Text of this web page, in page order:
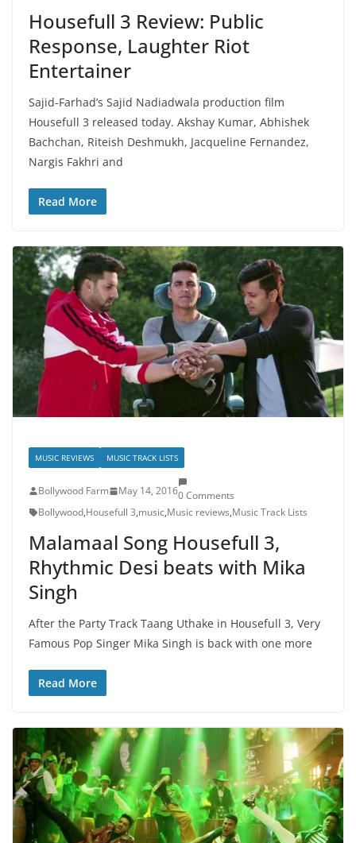
Housefull 3 Review: Public
Response, Laughter Riot
Entertainer
Sajid-Farhad’s Sajid Nadiadwala production film
Housefull 3 released today. Akshay Kumar, Abhishek
Bachchan, Riteish Deshmukh, Jacqueline Fernandez,
Nargis Fakhri and
Read More
MUSIC REVIEWS MUSIC TRACK LISTS
Bollywood Farm May 14, 20160 Comments
Bollywood,Housefull 3,music,Music reviews,Music Track Lists
Malamaal Song Housefull 3,
Rhythmic Desi beats with Mika
Singh
After the Party Track Taang Uthake in Housefull 3, Very
Famous Pop Singer Mika Singh is back with one more
Read More